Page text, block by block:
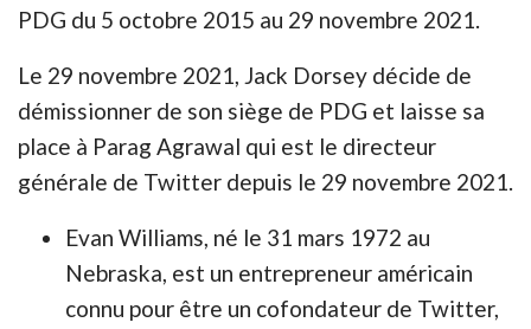
PDG du 5 octobre 2015 au 29 novembre 2021.
Le 29 novembre 2021, Jack Dorsey décide de
démissionner de son siège de PDG et laisse sa
place à Parag Agrawal qui est le directeur
générale de Twitter depuis le 29 novembre 2021.
Evan Williams, né le 31 mars 1972 au
Nebraska, est un entrepreneur américain
connu pour être un cofondateur de Twitter,